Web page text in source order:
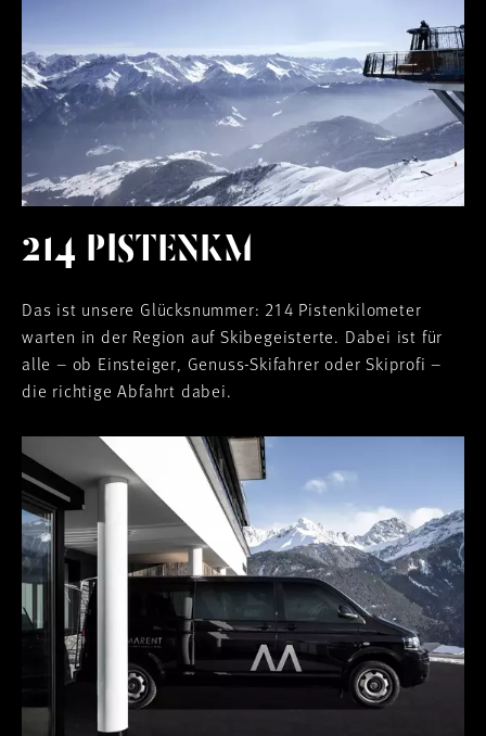
214 PISTENKM
Das ist unsere Glücksnummer: 214 Pistenkilometer
warten in der Region auf Skibegeisterte. Dabei ist für
alle – ob Einsteiger, Genuss-Skifahrer oder Skiprofi –
die richtige Abfahrt dabei.